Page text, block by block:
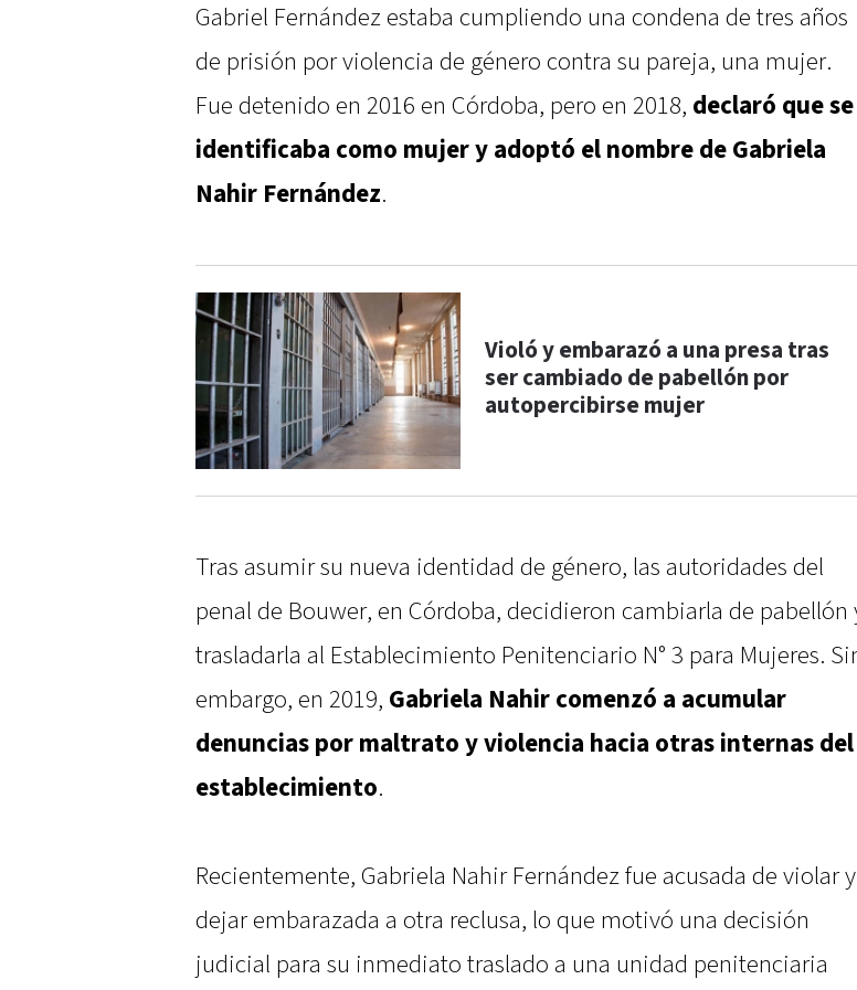
Gabriel Fernández estaba cumpliendo una condena de tres años
de prisión por violencia de género contra su pareja, una mujer.
Fue detenido en 2016 en Córdoba, pero en 2018, declaró que se
identificaba como mujer y adoptó el nombre de Gabriela
Nahir Fernández.
Violó y embarazó a una presa tras
ser cambiado de pabellón por
autopercibirse mujer
Tras asumir su nueva identidad de género, las autoridades del
penal de Bouwer, en Córdoba, decidieron cambiarla de pabellón
trasladarla al Establecimiento Penitenciario N° 3 para Mujeres.
embargo, en 2019, Gabriela Nahir comenzó a acumular
denuncias por maltrato y violencia hacia otras internas del
establecimiento.
Recientemente, Gabriela Nahir Fernández fue acusada de violar y
dejar embarazada a otra reclusa, lo que motivó una decisión
judicial para su inmediato traslado a una unidad penitenciaria